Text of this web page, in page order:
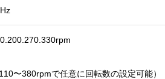
110〜380rpmで任意に回転数の設定可能）